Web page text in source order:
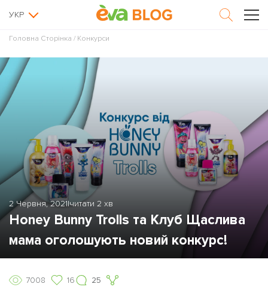
УКР
Головна Сторінка / Конкурси
2 Червня, 2021|читати 2 хв
Honey Bunny Trolls та Клуб Щаслива
мама оголошують новий конкурс!
7008 16 25